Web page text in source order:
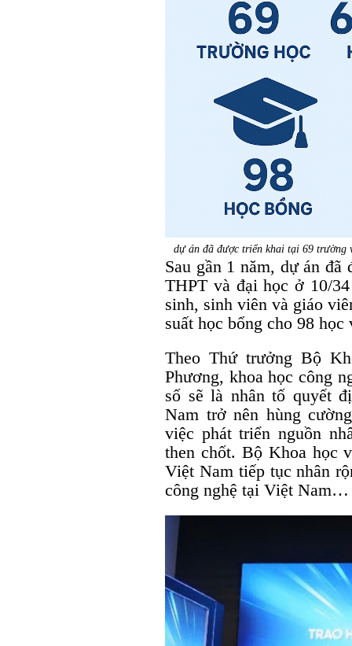
dự án đã được triển khai tại 69 trường
Sau gần 1 năm, dự án
THPT và đại học ở 10/
sinh, sinh viên và giáo
suất học bổng cho 98
Theo Thứ trưởng Bộ
Phương, khoa học công
số sẽ là nhân tố quyết
Nam trở nên hùng
việc phát triển nguồn
then chốt. Bộ Khoa học
Việt Nam tiếp tục nhân
công nghệ tại Việt Nam…